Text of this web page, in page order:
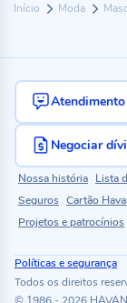
Início Moda
Atendimento
Negociar
Nossa história Lista
Seguros Cartão
Projetos e patrocínios
Políticas e segurança
Todos os direitos